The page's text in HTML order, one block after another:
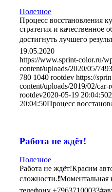
Полезное
Процесс восстановления
стратегия и качественное
достигнуть лучшего
19.05.2020
https://www.sprint-color.ru/
content/uploads/2020/05/
780 1040 rootdev https://
content/uploads/2019/02/car-
rootdev2020-05-19 20:04:50
20:04:50Процесс
Работа не ждёт!
Полезное
Работа не ждёт!Красим
сложности.❗️Моментальная